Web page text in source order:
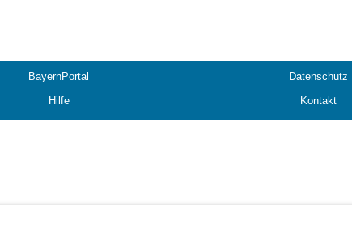
BayernPortal Datenschutz
Hilfe Kontakt